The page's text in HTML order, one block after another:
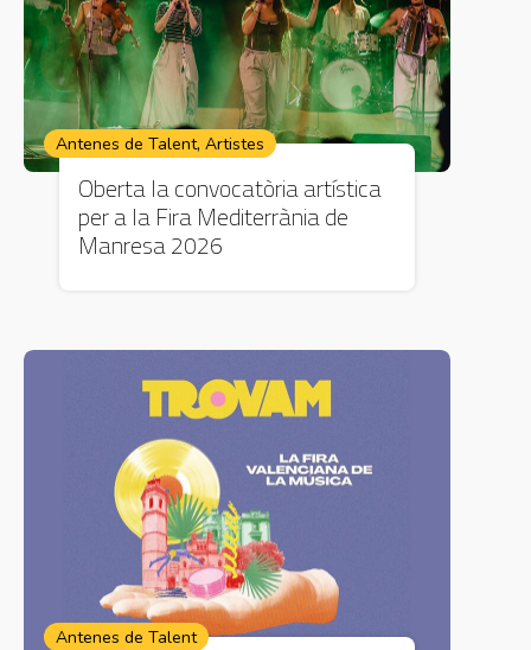
Antenes de Talent, Artistes
Oberta la convocatòria artística
per a la Fira Mediterrània de
Manresa 2026
Antenes de Talent